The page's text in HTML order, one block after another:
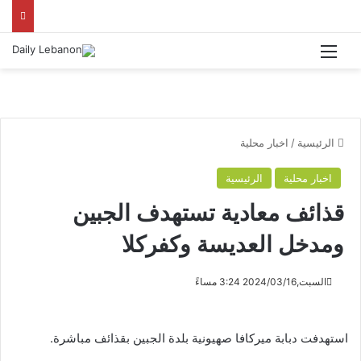
القائمة
الرئيسية / اخبار محلية
اخبار محلية الرئيسية
قذائف معادية تستهدف الجبين
ومدخل العديسة وكفركلا
السبت,2024/03/16 3:24 مساءً
استهدفت دبابة ميركافا صهيونية بلدة الجبين بقذائف مباشرة.